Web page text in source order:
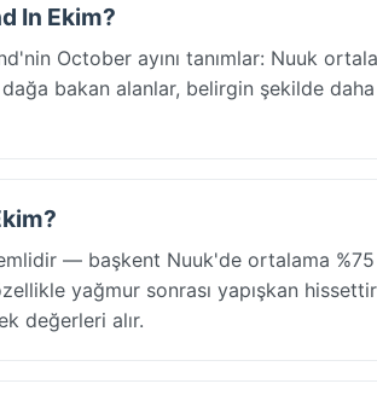
In Ekim?
October ayını tanımlar: Nuuk
bakan alanlar, belirgin şekilde
— başkent Nuuk'de ortalama
yağmur sonrası yapışkan
değerleri alır.